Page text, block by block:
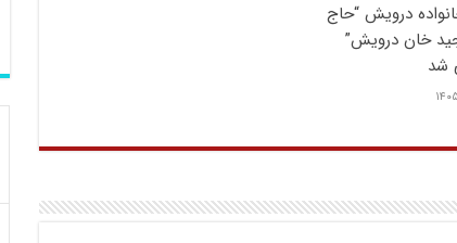
درویش “حاج
خان درویش”
شد
۰۶